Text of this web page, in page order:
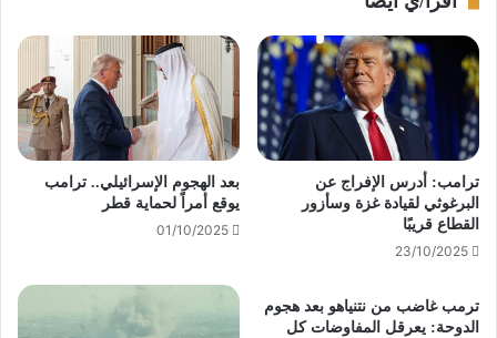
ترامب: أدرس الإفراج عن
البرغوثي لقيادة غزة وسأزور
القطاع قريبًا
23/10/2025
بعد الهجوم الإسرائيلي.. ترامب
يوقع أمراً لحماية قطر
01/10/2025
ترمب غاضب من نتنياهو بعد هجوم
الدوحة: يعرقل المفاوضات كل